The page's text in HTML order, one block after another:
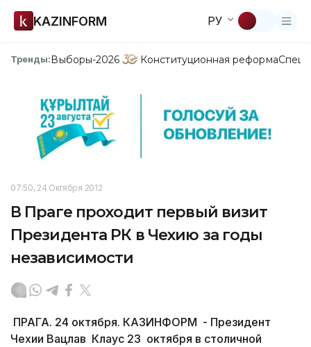
KAZINFORM РУ
Тренды:Выборы-2026 Конституционная реформа
07:50, 24 Октября 2012
В Праге проходит первый визит
Президента РК в Чехию за годы
независимости
ПРАГА. 24 октября. КАЗИНФОРМ - Президент
Чехии Вацлав Клаус 23 октября в столичной